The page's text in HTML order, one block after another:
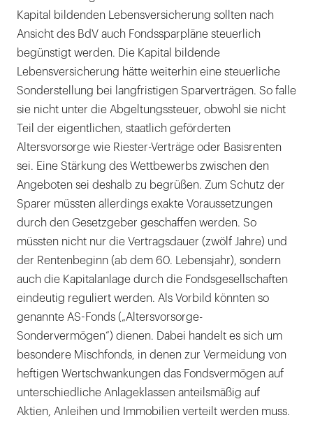
Kapital bildenden Lebensversicherung sollten nach
Ansicht des BdV auch Fondssparpläne steuerlich
begünstigt werden. Die Kapital bildende
Lebensversicherung hätte weiterhin eine steuerliche
Sonderstellung bei langfristigen Sparverträgen. So falle
sie nicht unter die Abgeltungssteuer, obwohl sie nicht
Teil der eigentlichen, staatlich geförderten
Altersvorsorge wie Riester-Verträge oder Basisrenten
sei. Eine Stärkung des Wettbewerbs zwischen den
Angeboten sei deshalb zu begrüßen. Zum Schutz der
Sparer müssten allerdings exakte Voraussetzungen
durch den Gesetzgeber geschaffen werden. So
müssten nicht nur die Vertragsdauer (zwölf Jahre) und
der Rentenbeginn (ab dem 60. Lebensjahr), sondern
auch die Kapitalanlage durch die Fondsgesellschaften
eindeutig reguliert werden. Als Vorbild könnten so
genannte AS-Fonds („Altersvorsorge-
Sondervermögen“) dienen. Dabei handelt es sich um
besondere Mischfonds, in denen zur Vermeidung von
heftigen Wertschwankungen das Fondsvermögen auf
unterschiedliche Anlageklassen anteilsmäßig auf
Aktien, Anleihen und Immobilien verteilt werden muss.